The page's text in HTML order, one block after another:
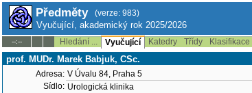
Předměty (verze: 983)
Vyučující, akademický rok 2025/2026
--:-- Hledání ... Vyučující Katedry Třídy Klasifikace
prof. MUDr. Marek Babjuk, CSc.
Adresa: V Úvalu 84, Praha 5
Sídlo: Urologická klinika